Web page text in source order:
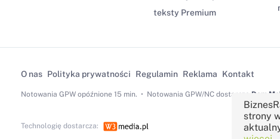
teksty Premium
O nas Polityka prywatności Regulamin Reklama Kontakt
Notowania GPWopóźnione 15 min. Notowania GPW/NC dostarcza Dom
Technologię dostarcza:
strony